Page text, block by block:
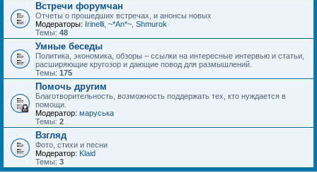
Встречи форумчан
Отчеты о прошедших встречах, и анонсы новых
Модераторы: Irinelli ~*An*~ Shmurok
Темы: 48
Умные беседы
Политика, экономика, обзоры – ссылки на интересные интервью и статьи,
расширяющие кругозор и дающие повод для размышлений.
Темы: 175
Помочь другим
Благотворительность, возможность поддержать тех, кто нуждается в
помощи.
Модератор: маруська
Темы: 2
Взгляд
Фото, стихи и песни
Модератор: Klaid
Темы: 3